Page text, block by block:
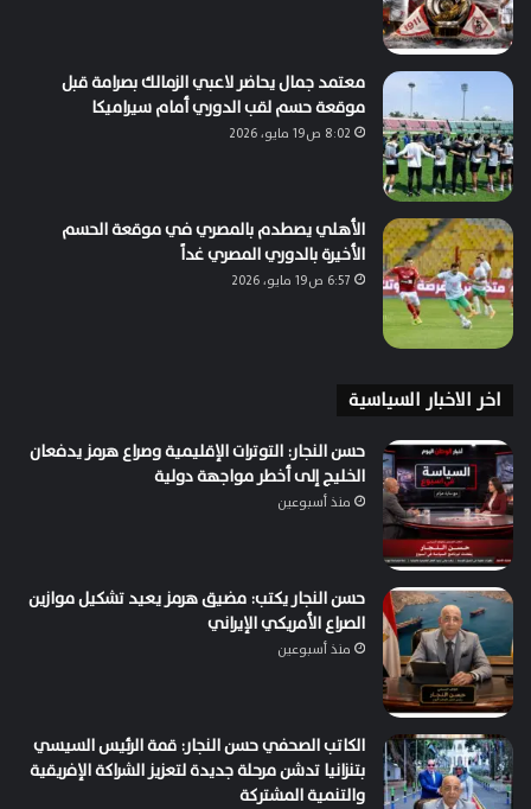
معتمد جمال يحاضر لاعبي الزمالك بصرامة قبل
موقعة حسم لقب الدوري أمام سيراميكا
8:02 ص19 مايو، 2026
الأهلي يصطدم بالمصري في موقعة الحسم
الأخيرة بالدوري المصري غداً
6:57 ص19 مايو، 2026
اخر الاخبار السياسية
حسن النجار: التوترات الإقليمية وصراع هرمز يدفعان
الخليج إلى أخطر مواجهة دولية
منذ أسبوعين
حسن النجار يكتب: مضيق هرمز يعيد تشكيل موازين
الصراع الأمريكي الإيراني
منذ أسبوعين
الكاتب الصحفي حسن النجار: قمة الرئيس السيسي
بتنزانيا تدشن مرحلة جديدة لتعزيز الشراكة الإفريقية
والتنمية المشتركة